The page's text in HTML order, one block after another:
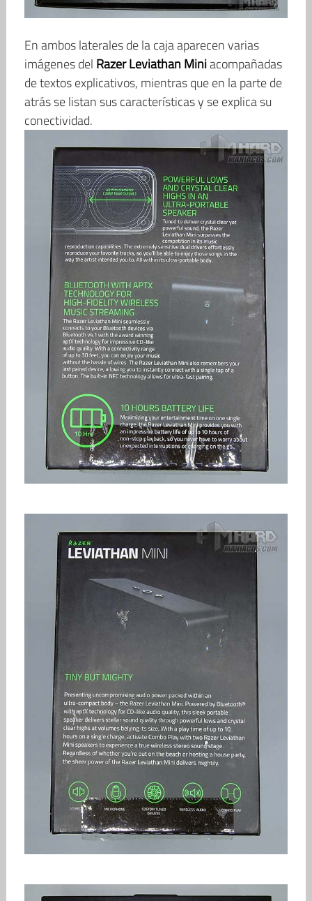
En ambos laterales de la caja aparecen varias
imágenes del Razer Leviathan Miniacompañadas
de textos explicativos, mientras que en la parte de
atrás se listan sus características y se explica su
conectividad.